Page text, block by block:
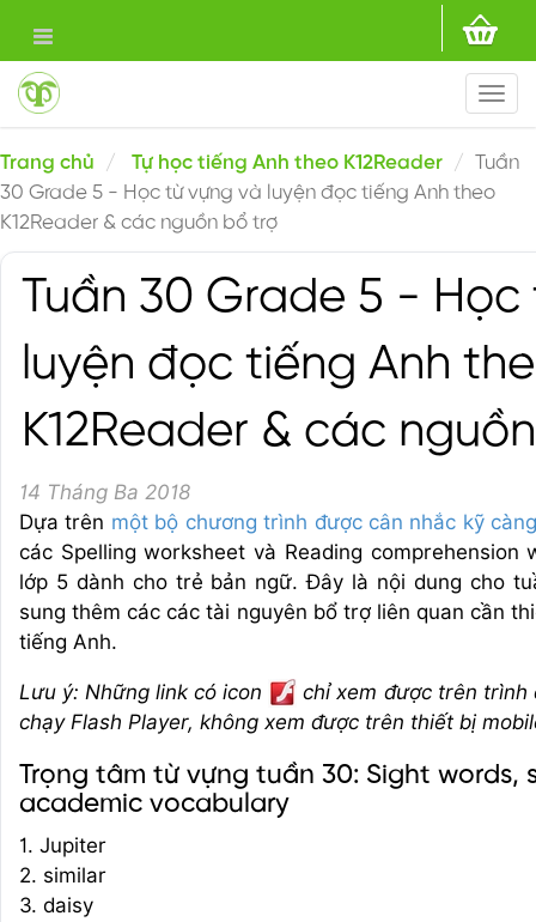
Trang chủ Tự học tiếng Anh theo K12Reader
Tuần
30 Grade 5 - Học từ vựng và luyện đọc tiếng Anh theo
K12Reader & các nguồn bổ trợ
Tuần 30 Grade 5 -
luyện đọc tiếng Anh
K12Reader & các
14 Tháng Ba 2018
Dựa trên một bộ chương trình được cân nhắc kỹ
các Spelling worksheet và Reading
lớp 5 dành cho trẻ bản ngữ. Đây là nội dung cho
sung thêm các các tài nguyên bổ trợ liên quan cần
tiếng Anh.
Lưu ý: Những link có icon
chỉ xem được trên trình
chạy Flash Player, không xem được trên thiết bị
Trọng tâm từ vựng tuần 30: Sight words,
academic vocabulary
1. Jupiter
2. similar
3. daisy